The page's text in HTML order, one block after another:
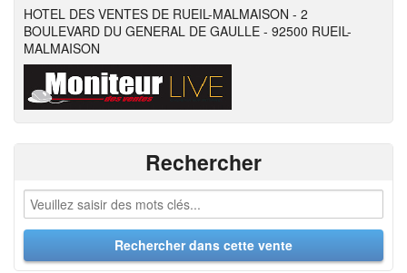
HOTEL DES VENTES DE RUEIL-MALMAISON - 2
BOULEVARD DU GENERAL DE GAULLE - 92500 RUEIL-
MALMAISON
Rechercher